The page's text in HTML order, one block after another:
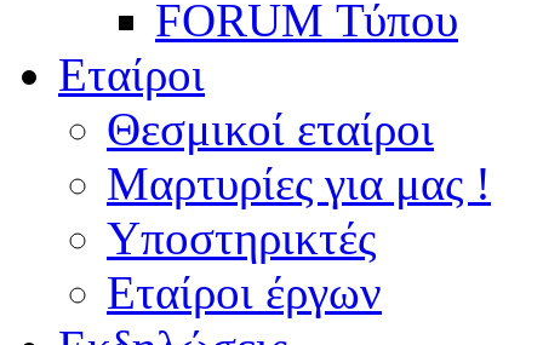
FORUM Τύπου
Εταίροι
Θεσμικοί εταίροι
Μαρτυρίες για μας !
Υποστηρικτές
Εταίροι έργων